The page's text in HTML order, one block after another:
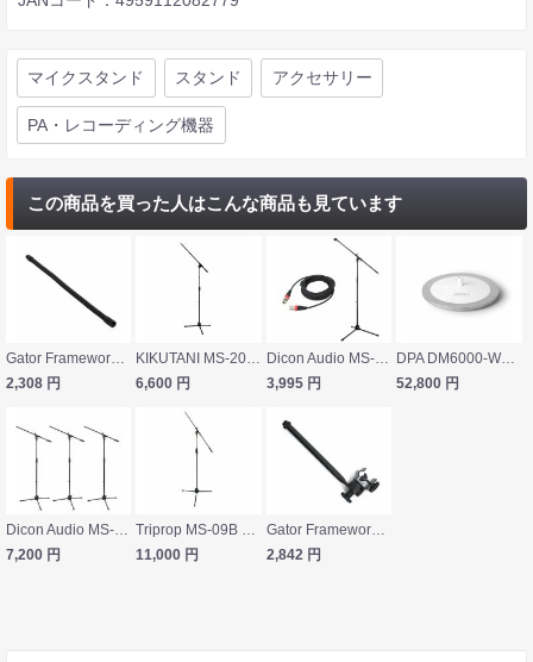
マイクスタンド スタンド アクセサリー
PA・レコーディング機器
この商品を買った人はこんな商品も見ています
2,308 円
6,600 円
Dicon Audio MS-003 マイクスタンド LM203-3 マイクケーブル XLRオス-メス 3メートル マイクアクセサリ 2点セット
3,995 円
DPA DM6000-WU マイクロホンベース
52,800 円
7,200 円
11,000 円
Gator Frameworks GFW-MIC-CLMPBM9 クランプ式ミニブーム
2,842 円